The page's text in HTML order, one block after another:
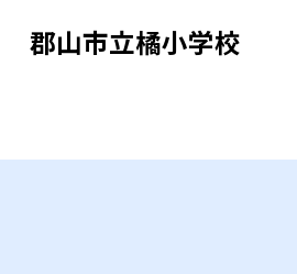
郡山市立橘小学校